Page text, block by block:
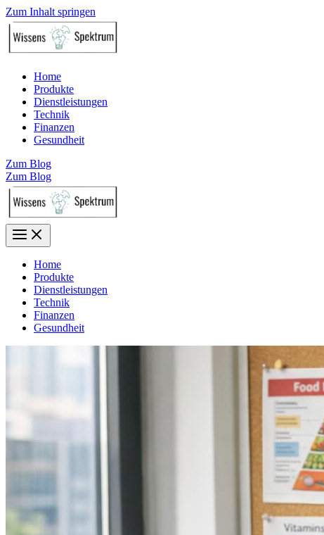
Zum Inhalt springen
Home
Produkte
Dienstleistungen
Technik
Finanzen
Gesundheit
Zum Blog
Zum Blog
Home
Produkte
Dienstleistungen
Technik
Finanzen
Gesundheit